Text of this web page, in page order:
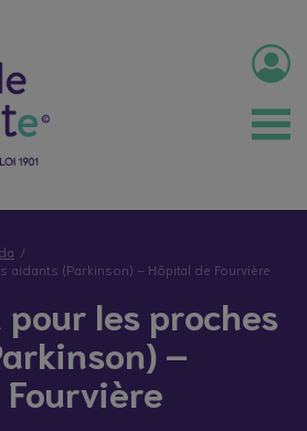
aidants (Parkinson) – Hôpital de Fourvière
les proches
–